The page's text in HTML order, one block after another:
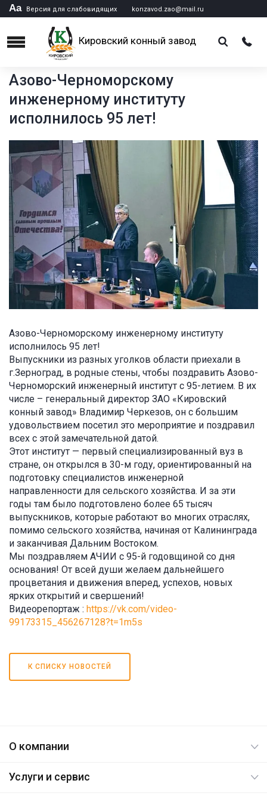
Аа Версия для слабовидящих konzavod.zao@mail.ru
Menu Кировский конный завод
Азово-Черноморскому
инженерному институту
исполнилось 95 лет!
Азово-Черноморскому инженерному институту
исполнилось 95 лет!
Выпускники из разных уголков области приехали в
г.Зерноград, в родные стены, чтобы поздравить Азово-
Черноморский инженерный институт с 95-летием. В их
числе – генеральный директор ЗАО «Кировский
конный завод» Владимир Черкезов, он с большим
удовольствием посетил это мероприятие и поздравил
всех с этой замечательной датой.
Этот институт — первый специализированный вуз в
стране, он открылся в 30-м году, ориентированный на
подготовку специалистов инженерной
направленности для сельского хозяйства. И за эти
годы там было подготовлено более 65 тысяч
выпускников, которые работают во многих отраслях,
помимо сельского хозяйства, начиная от Калининграда
и заканчивая Дальним Востоком.
Мы поздравляем АЧИИ с 95-й годовщиной со дня
основания! От всей души желаем дальнейшего
процветания и движения вперед, успехов, новых
ярких открытий и свершений!
Видеорепортаж : https://vk.com/video-
99173315_456267128?t=1m5s
К СПИСКУ НОВОСТЕЙ
О компании
Услуги и сервис